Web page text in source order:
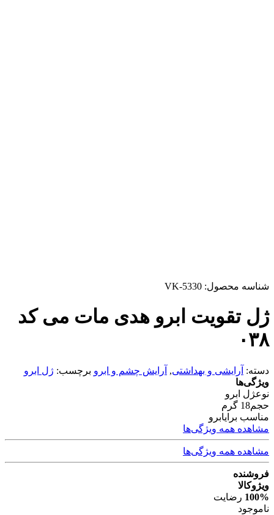
شناسه محصول: VK-5330
ژل تقویت ابرو هدی مات می کد
۰۳۸
دسته: آرایشی و بهداشتی, آرایش چشم و ابرو برچسب: ژل ابرو
ویژگی‌ها
نوعژل ابرو
حجم18 گرم
مناسب برایابرو
مشاهده همه ویژگی‌ها
مشاهده همه ویژگی‌ها
فروشنده
ویژوکالا
100% رضایت
ناموجود